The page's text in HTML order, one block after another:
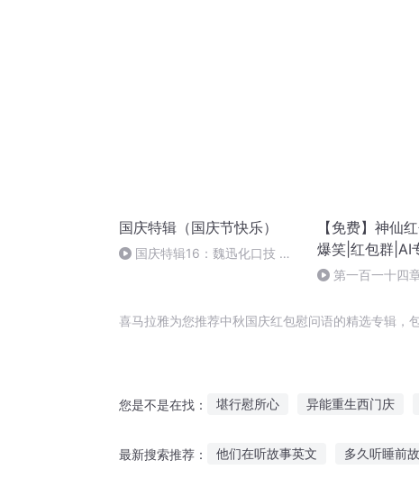
国庆特辑（国庆节快乐）
国庆特辑16：魏迅化口技 二
【免费】神仙
爆笑|红包群|AI
第一百一十四
喜马拉雅为您推荐中秋国庆红包慰问语的精选专辑，
您是不是在找： 堪行慰所心 异能重生西门庆
最新搜索推荐： 他们在听故事英文 多久听睡前